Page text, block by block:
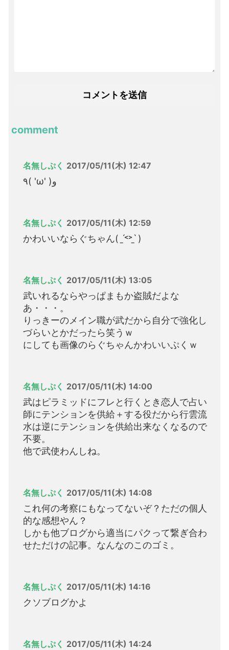
comment
名無しぷく 2017/05/11(木) 12:47
٩( 'ω' )و
名無しぷく 2017/05/11(木) 12:59
かわいいならぐちゃん( ˊ̱˂˃ˋ̱ )
名無しぷく 2017/05/11(木) 13:05
武いれるならやっぱまもか盗賊だよな
あ・・・。
りっきーのメイン職が武だから自分で強化し
づらいとかだったら笑うｗ
にしても画像のらぐちゃんかわいいぷくｗ
名無しぷく 2017/05/11(木) 14:00
武はピラミッドにフレと行くとき恋人で占い
師にテンションを供給＋する役だから行雲流
水は逆にテンションを供給出来なくなるので
不要。
他で武使わんしね。
名無しぷく 2017/05/11(木) 14:08
これ何の考察にもなってないぞ？ただの個人
的な感想やん？
しかも他ブログから適当にパクって繋ぎ合わ
せただけの記事。なんなのこのゴミ。
名無しぷく 2017/05/11(木) 14:16
クソブログかよ
名無しぷく 2017/05/11(木) 14:24